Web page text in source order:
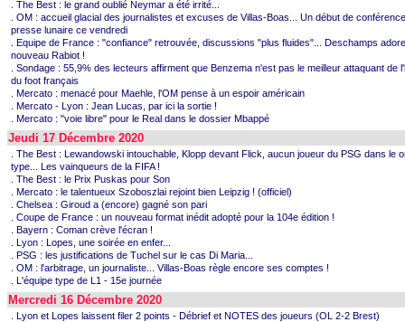
. The Best : le grand oublié Neymar a été irrité...
. OM : accueil glacial des journalistes et excuses de Villas-Boas... Un début de
presse lunaire ce vendredi
. Equipe de France : "confiance" retrouvée, discussions "plus fluides"... Deschamps
nouveau Rabiot !
. Sondage : 55,9% des lecteurs affirment que Benzema n'est pas le meilleur attaquant de
du foot français
. Mercato : menacé pour Maehle, l'OM pense à un espoir américain
. Mercato - Lyon : Jean Lucas, par ici la sortie !
. Mercato : "voie libre" pour le Real dans le dossier Mbappé
Jeudi 17 Décembre 2020
. The Best : Lewandowski intouchable, Klopp devant Flick, aucun joueur du PSG dans le
type... Les vainqueurs de la FIFA !
. The Best : le Prix Puskas pour Son
. Mercato : le talentueux Szoboszlai rejoint bien Leipzig ! (officiel)
. Chelsea : Giroud a (encore) gagné son pari
. Coupe de France : un nouveau format inédit adopté pour la 104e édition !
. Bayern : Coman crève l'écran !
. Lyon : Lopes, une soirée en enfer...
. PSG : les justifications de Tuchel sur le cas Di Maria...
. OM : l'arbitrage, un journaliste... Villas-Boas règle encore ses comptes !
. L'équipe type de L1 - 15e journée
Mercredi 16 Décembre 2020
. Lyon et Lopes laissent filer 2 points - Débrief et NOTES des joueurs (OL 2-2 Brest)